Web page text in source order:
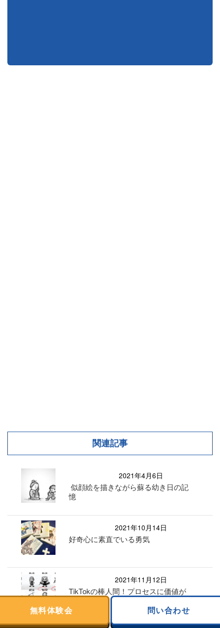
関連記事
2021年4月6日
似顔絵を描きながら蘇る幼き日の記
憶
2021年10月14日
好奇心に素直でいる勇気
2021年11月12日
TikTokの棒人間！プロセスに価値が
ある！
無料体験会 問い合わせ